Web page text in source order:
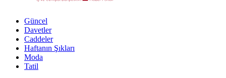
Güncel
Davetler
Caddeler
Haftanın Şıkları
Moda
Tatil